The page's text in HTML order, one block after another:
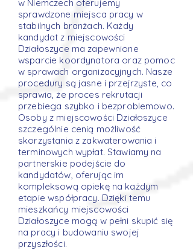
w Niemczech oferujemy
sprawdzone miejsca pracy w
stabilnych branżach. Każdy
kandydat z miejscowości
Działoszyce ma zapewnione
wsparcie koordynatora oraz pomoc
w sprawach organizacyjnych. Nasze
procedury są jasne i przejrzyste, co
sprawia, że proces rekrutacji
przebiega szybko i bezproblemowo.
Osoby z miejscowości Działoszyce
szczególnie cenią możliwość
skorzystania z zakwaterowania i
terminowych wypłat. Stawiamy na
partnerskie podejście do
kandydatów, oferując im
kompleksową opiekę na każdym
etapie współpracy. Dzięki temu
mieszkańcy miejscowości
Działoszyce mogą w pełni skupić się
na pracy i budowaniu swojej
przyszłości.